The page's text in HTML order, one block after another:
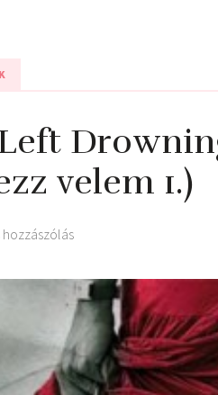
velem 1.)
hozzászólás